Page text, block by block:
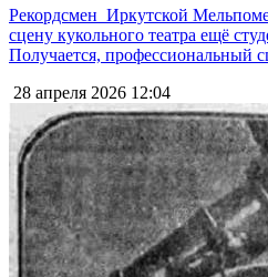
Рекордсмен Иркутской
сцену кукольного театра ещё
Получается,
28 апреля 2026 12:04